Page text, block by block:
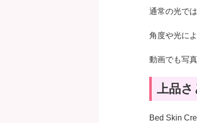
通常の光で
角度や光に
動画でも写
上品
Bed Skin